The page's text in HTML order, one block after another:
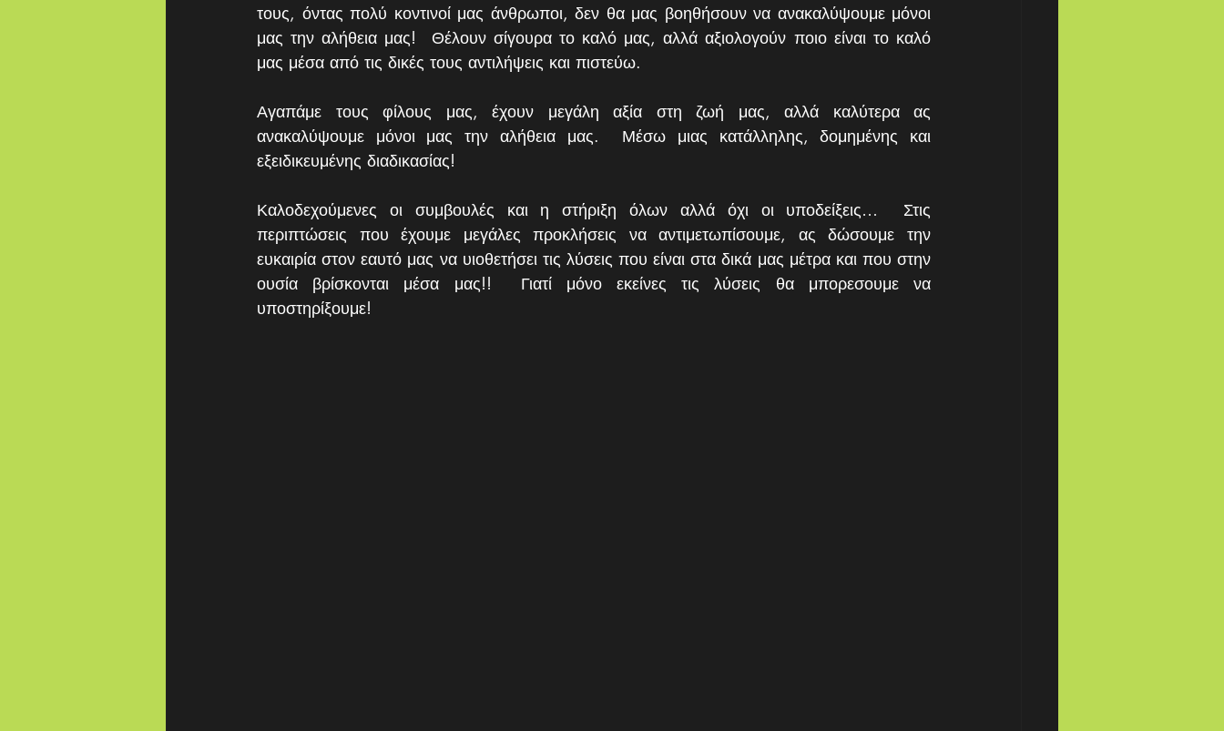
τους, όντας πολύ κοντινοί μας άνθρωποι, δεν θα μας βοηθήσουν να ανακαλύψουμε μόνοι
μας την αλήθεια μας!  Θέλουν σίγουρα το καλό μας, αλλά αξιολογούν ποιο είναι το καλό
μας μέσα από τις δικές τους αντιλήψεις και πιστεύω.
Αγαπάμε τους φίλους μας, έχουν μεγάλη αξία στη ζωή μας, αλλά καλύτερα ας
ανακαλύψουμε μόνοι μας την αλήθεια μας.  Μέσω μιας κατάλληλης, δομημένης και
εξειδικευμένης διαδικασίας!
Καλοδεχούμενες οι συμβουλές και η στήριξη όλων αλλά όχι οι υποδείξεις…  Στις
περιπτώσεις που έχουμε μεγάλες προκλήσεις να αντιμετωπίσουμε, ας δώσουμε την
ευκαιρία στον εαυτό μας να υιοθετήσει τις λύσεις που είναι στα δικά μας μέτρα και που στην
ουσία βρίσκονται μέσα μας!!  Γιατί μόνο εκείνες τις λύσεις θα μπορεσουμε να
υποστηρίξουμε!